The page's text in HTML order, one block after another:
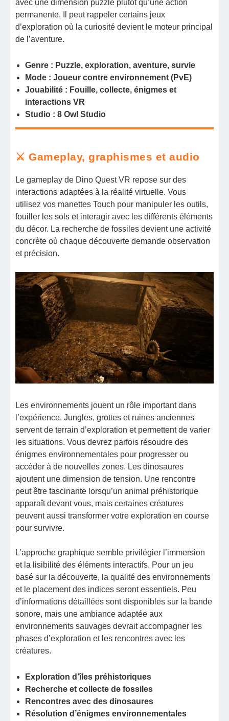
avec une dimension puzzle plutôt qu’une action
permanente. Il peut rappeler certains jeux
d’exploration où la curiosité devient le moteur principal
de l’aventure.
Genre : Puzzle, exploration, aventure, survie
Mode : Joueur contre environnement (PvE)
Jouabilité : Fouille, collecte, énigmes et
interactions VR
Studio : 8 Owl Studio
⚔️ Gameplay, graphismes et audio
Le gameplay de Dino Quest VR repose sur des
interactions adaptées à la réalité virtuelle. Vous
utilisez vos manettes Touch pour manipuler les outils,
fouiller les sols et interagir avec les différents éléments
du décor. La recherche de fossiles devient une activité
concrète où chaque découverte demande observation
et précision.
Les environnements jouent un rôle important dans
l’expérience. Jungles, grottes et ruines anciennes
servent de terrain d’exploration et permettent de varier
les situations. Vous devrez parfois résoudre des
énigmes environnementales pour progresser ou
accéder à de nouvelles zones. Les dinosaures
ajoutent une dimension de tension. Une rencontre
peut être fascinante lorsqu’un animal préhistorique
apparaît devant vous, mais certaines créatures
peuvent aussi transformer votre exploration en course
pour survivre.
L’approche graphique semble privilégier l’immersion
et la lisibilité des éléments interactifs. Pour un jeu
basé sur la découverte, la qualité des environnements
et le placement des indices seront essentiels. Peu
d’informations détaillées sont disponibles sur la bande
sonore, mais une ambiance adaptée aux
environnements sauvages devrait accompagner les
phases d’exploration et les rencontres avec les
créatures.
Exploration d’îles préhistoriques
Recherche et collecte de fossiles
Rencontres avec des dinosaures
Résolution d’énigmes environnementales